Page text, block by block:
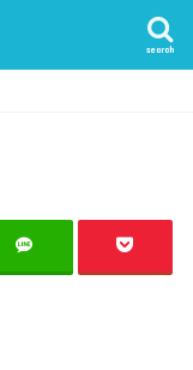
search